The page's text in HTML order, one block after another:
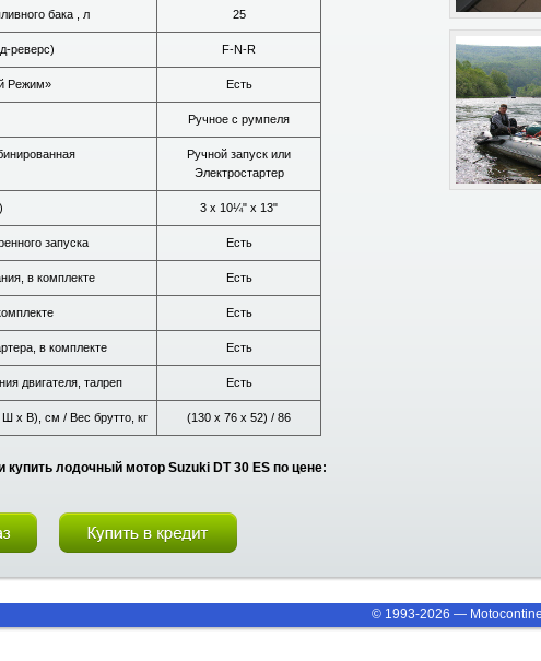
бака , л 25
реверс) F-N-R
Режим» Есть
Ручное с румпеля
Ручной запуск или
Электростартер
3 х 10¼" х 13"
запуска Есть
в комплекте Есть
Есть
в комплекте Есть
двигателя, талреп Есть
х В), см / Вес брутто, кг (130 х 76 х 52) / 86
купить лодочный мотор Suzuki DT 30 ES по цене:
© 1993-2026 —